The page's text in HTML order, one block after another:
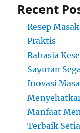
Recent
Resep
Praktis
Rahasia
Sayuran
Inovasi
Manfaat
Terbaik